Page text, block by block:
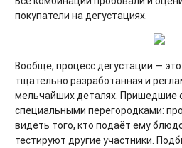
покупатели на дегустациях.
Вообще, процесс дегустации — это
тщательно разработанная и
мельчайших деталях. Пришедшие
специальными перегородками:
видеть того, кто подаёт ему
тестируют другие участники.